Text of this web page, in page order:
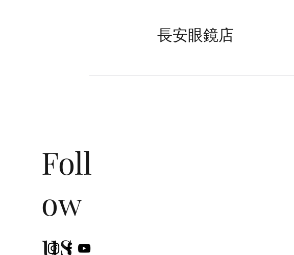
長安眼鏡店
Foll
ow
us